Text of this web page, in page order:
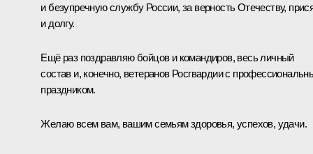
и безупречную службу России, за верность Отечеству,
и долгу.
Ещё раз поздравляю бойцов и командиров, весь личный
состав и, конечно, ветеранов Росгвардии с
праздником.
Желаю всем вам, вашим семьям здоровья, успехов, удачи.